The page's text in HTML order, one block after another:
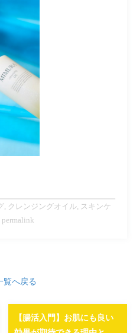
, クレンジングオイル, スキンケ
permalink
覧へ戻る
【腸活入門】お肌にも良い